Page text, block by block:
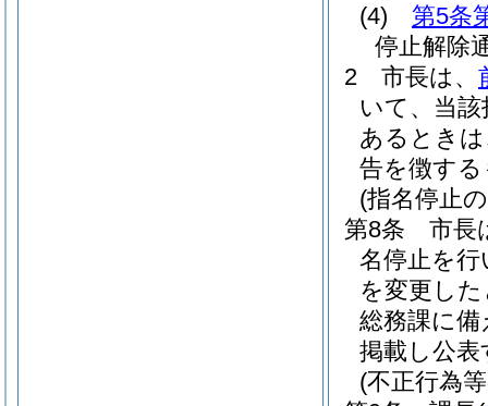
(4)
第5条
停止解除
2
市長は、
いて、当
あるとき
告を徴す
(指名停止
第8条
市長
名停止を行
を変更し
総務課に
掲載し公
(不正行為